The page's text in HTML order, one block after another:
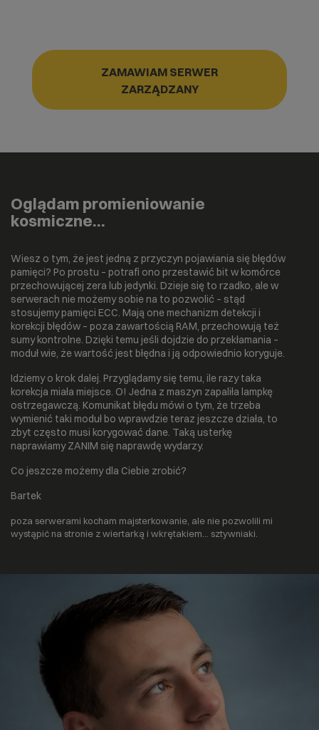
ZAMAWIAM SERWER
ZARZĄDZANY
Oglądam promieniowanie
kosmiczne…
Wiesz o tym, że jest jedną z przyczyn pojawiania się błędów
pamięci? Po prostu – potrafi ono przestawić bit w komórce
przechowującej zera lub jedynki. Dzieje się to rzadko, ale w
serwerach nie możemy sobie na to pozwolić – stąd
stosujemy pamięci ECC. Mają one mechanizm detekcji i
korekcji błędów – poza zawartością RAM, przechowują też
sumy kontrolne. Dzięki temu jeśli dojdzie do przekłamania –
moduł wie, że wartość jest błędna i ją odpowiednio koryguje.
Idziemy o krok dalej. Przyglądamy się temu, ile razy taka
korekcja miała miejsce. O! Jedna z maszyn zapaliła lampkę
ostrzegawczą. Komunikat błędu mówi o tym, że trzeba
wymienić taki moduł bo wprawdzie teraz jeszcze działa, to
zbyt często musi korygować dane. Taką usterkę
naprawiamy ZANIM się naprawdę wydarzy.
Co jeszcze możemy dla Ciebie zrobić?
Bartek
poza serwerami kocham majsterkowanie, ale nie pozwolili mi
wystąpić na stronie z wiertarką i wkrętakiem… sztywniaki.